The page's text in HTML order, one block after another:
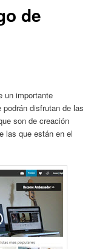
de
un importante
podrán disfrutan de las
son de creación
las que están en el